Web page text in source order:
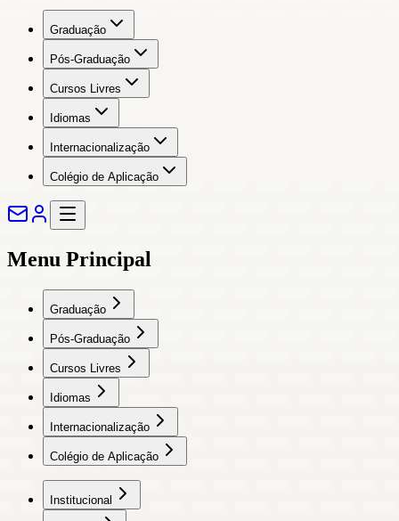
Graduação
Pós-Graduação
Cursos Livres
Idiomas
Internacionalização
Colégio de Aplicação
Menu Principal
Graduação
Pós-Graduação
Cursos Livres
Idiomas
Internacionalização
Colégio de Aplicação
Institucional